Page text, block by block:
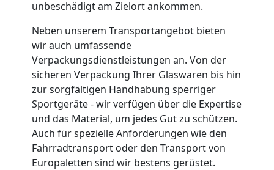
unbeschädigt am Zielort ankommen.
Neben unserem Transportangebot bieten
wir auch umfassende
Verpackungsdienstleistungen an. Von der
sicheren Verpackung Ihrer Glaswaren bis hin
zur sorgfältigen Handhabung sperriger
Sportgeräte - wir verfügen über die Expertise
und das Material, um jedes Gut zu schützen.
Auch für spezielle Anforderungen wie den
Fahrradtransport oder den Transport von
Europaletten sind wir bestens gerüstet.
Kunsttransport
Leonding
Umzug
Leonding